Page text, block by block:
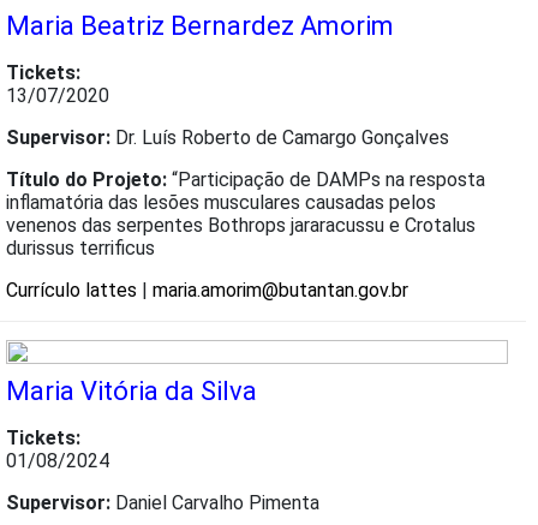
Maria Beatriz Bernardez Amorim
Tickets:
13/07/2020
Supervisor: Dr. Luís Roberto de Camargo Gonçalves
Título do Projeto: “Participação de DAMPs na resposta
inflamatória das lesões musculares causadas pelos
venenos das serpentes Bothrops jararacussu e Crotalus
durissus terrificus
Currículo lattes | maria.amorim@butantan.gov.br
Maria Vitória da Silva
Tickets:
01/08/2024
Supervisor: Daniel Carvalho Pimenta